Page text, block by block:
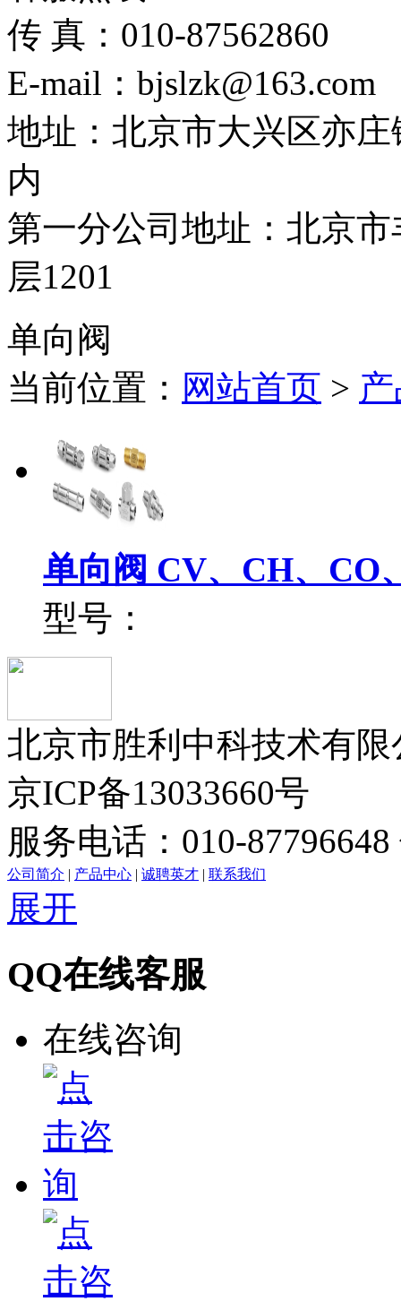
传 真：010-87562860
E-mail：bjslzk@163.com
地址：北京市大兴区亦
内
第一分公司地址：北京
层1201
单向阀
当前位置： 网站首页 >
单向阀 CV、CH、CO
型号：
北京市胜利中科技术有限
京ICP备13033660号
服务电话：010-
公司简介 | 产品中心 | 诚聘英才 | 联系我们
展开
QQ在线客服
在线咨询